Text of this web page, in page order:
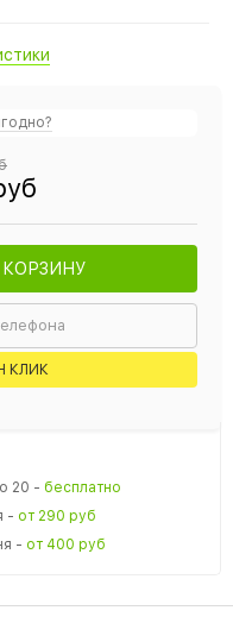
КЛИК
20 - бесплатно
- от 290 руб
- от 400 руб